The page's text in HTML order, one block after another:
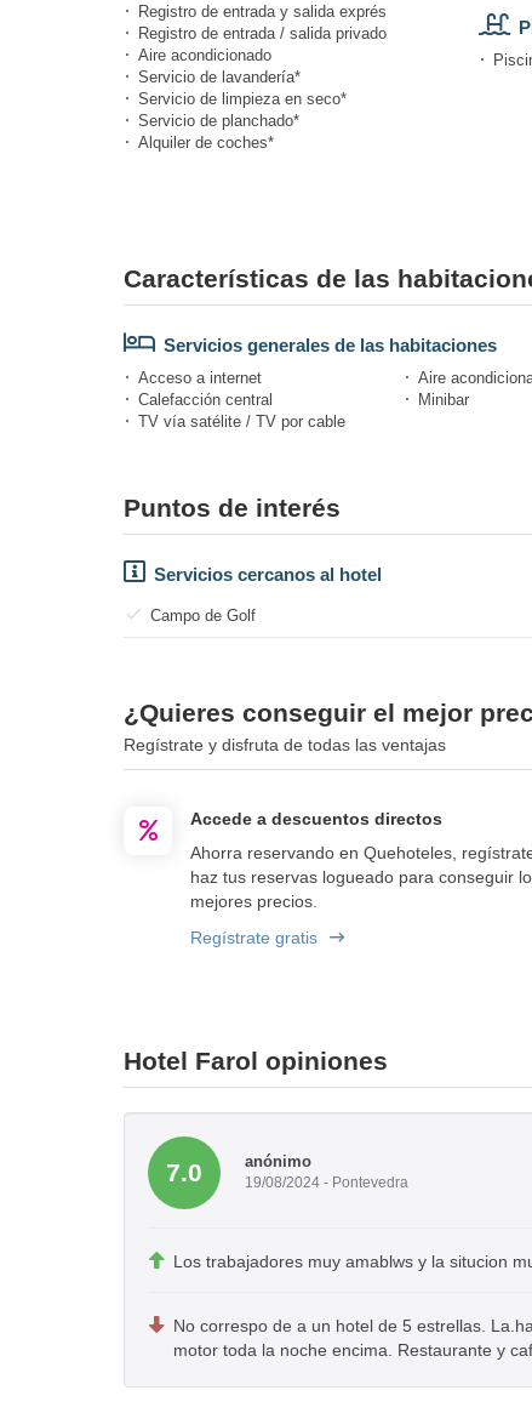
Registro de entrada y salida exprés
Registro de entrada / salida privado
Aire acondicionado
Servicio de lavandería*
Servicio de limpieza en seco*
Servicio de planchado*
Alquiler de coches*
Características de las
Servicios generales de las habitaciones
Acceso a internet Aire
Calefacción central
Minibar
TV vía satélite / TV por cable
Puntos de interés
Servicios cercanos al hotel
Campo de Golf
¿Quieres conseguir el mejor
Regístrate y disfruta de todas las ventajas
Accede a descuentos directos
Ahorra reservando en Quehoteles,
haz tus reservas logueado para conseguir
mejores precios.
Regístrate gratis
Hotel Farol opiniones
7.0 anónimo
19/08/2024 - Pontevedra
Los trabajadores muy amablws y la situcion
No correspo de a un hotel de 5 estrellas.
motor toda la noche encima. Restaurante y